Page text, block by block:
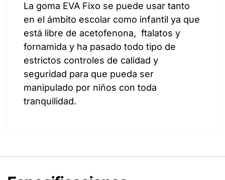
La goma EVA Fixo se puede usar tanto
en el ámbito escolar como infantil ya que
está libre de acetofenona, ftalatos y
fornamida y ha pasado todo tipo de
estrictos controles de calidad y
seguridad para que pueda ser
manipulado por niños con toda
tranquilidad.